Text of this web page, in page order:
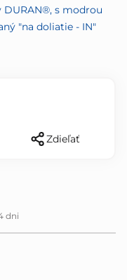
DURAN®, s modrou
"na doliatie - IN"
Zdieľať
dni